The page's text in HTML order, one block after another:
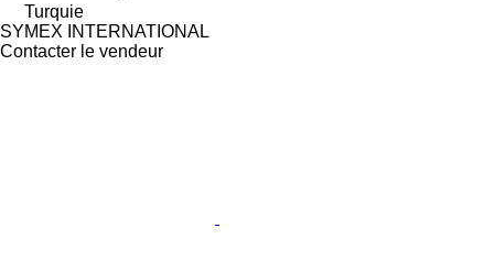
Turquie
SYMEX INTERNATIONAL
Contacter le vendeur